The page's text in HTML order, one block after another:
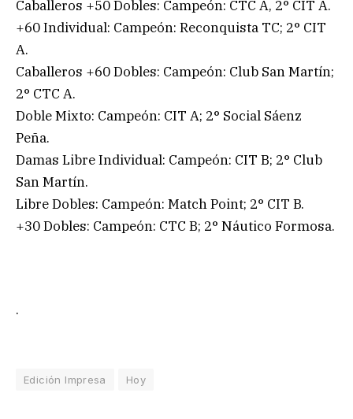
Caballeros +50 Dobles: Campeón: CTC A, 2° CIT A.
+60 Individual: Campeón: Reconquista TC; 2° CIT
A.
Caballeros +60 Dobles: Campeón: Club San Martín;
2° CTC A.
Doble Mixto: Campeón: CIT A; 2° Social Sáenz
Peña.
Damas Libre Individual: Campeón: CIT B; 2° Club
San Martín.
Libre Dobles: Campeón: Match Point; 2° CIT B.
+30 Dobles: Campeón: CTC B; 2° Náutico Formosa.
.
Edición Impresa Hoy